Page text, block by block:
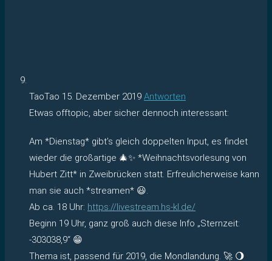
TaoTao 15. Dezember 2019 Antworten
Etwas offtopic, aber sicher dennoch interessant:
Am *Dienstag* gibt’s gleich doppelten Input, es findet
wieder die großartige 🎄✨ *Weihnachtsvorlesung von
Hubert Zitt* in Zweibrücken statt. Erfreulicherweise kann
man sie auch *streamen* 😃.
Ab ca. 18 Uhr: https://livestream.hs-kl.de/
Beginn 19 Uhr, ganz groß auch diese Info „Sternzeit:
-303038,9“ 😁
Thema ist, passend für 2019, die Mondlandung. 🚀 🌖